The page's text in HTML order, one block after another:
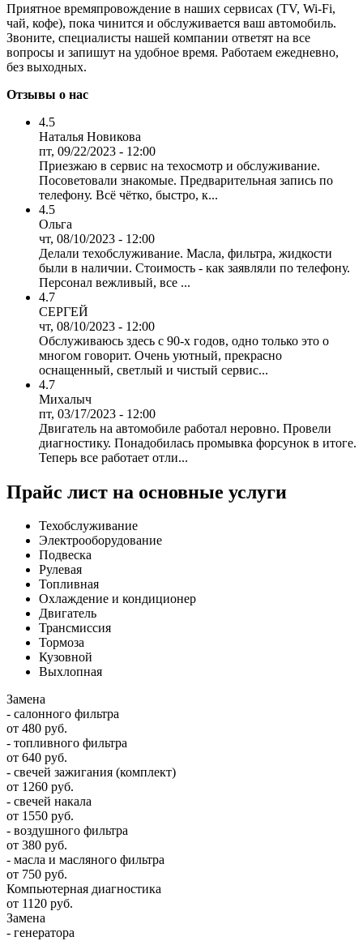
Приятное времяпровождение в наших сервисах (TV, Wi-Fi,
чай, кофе), пока чинится и обслуживается ваш автомобиль.
Звоните, специалисты нашей компании ответят на все
вопросы и запишут на удобное время. Работаем ежедневно,
без выходных.
Отзывы о нас
4.5
Наталья Новикова
пт, 09/22/2023 - 12:00
Приезжаю в сервис на техосмотр и обслуживание.
Посоветовали знакомые. Предварительная запись по
телефону. Всё чётко, быстро, к...
4.5
Ольга
чт, 08/10/2023 - 12:00
Делали техобслуживание. Масла, фильтра, жидкости
были в наличии. Стоимость - как заявляли по телефону.
Персонал вежливый, все ...
4.7
СЕРГЕЙ
чт, 08/10/2023 - 12:00
Обслуживаюсь здесь с 90-х годов, одно только это о
многом говорит. Очень уютный, прекрасно
оснащенный, светлый и чистый сервис...
4.7
Михалыч
пт, 03/17/2023 - 12:00
Двигатель на автомобиле работал неровно. Провели
диагностику. Понадобилась промывка форсунок в итоге.
Теперь все работает отли...
Прайс лист на основные услуги
Техобслуживание
Электрооборудование
Подвеска
Рулевая
Топливная
Охлаждение и кондиционер
Двигатель
Трансмиссия
Тормоза
Кузовной
Выхлопная
Замена
- салонного фильтра
от 480 руб.
- топливного фильтра
от 640 руб.
- свечей зажигания (комплект)
от 1260 руб.
- свечей накала
от 1550 руб.
- воздушного фильтра
от 380 руб.
- масла и масляного фильтра
от 750 руб.
Компьютерная диагностика
от 1120 руб.
Замена
- генератора